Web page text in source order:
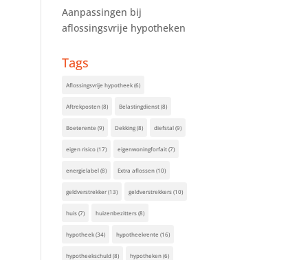
Aanpassingen bij
aflossingsvrije hypotheken
Tags
Aflossingsvrije hypotheek(6)
Aftrekposten(8) Belastingdienst(8)
Boeterente (9) Dekking(8) diefstal(9)
eigen risico(17) eigenwoningforfait(7)
energielabel(8) Extra aflossen(10)
geldverstrekker(13) geldverstrekkers(10)
huis(7) huizenbezitters(8)
hypotheek(34) hypotheekrente (16)
hypotheekschuld(8) hypotheken(6)